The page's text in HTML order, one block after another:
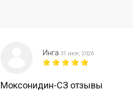
Инга 31 июл, 2026
Моксонидин-СЗ отзывы